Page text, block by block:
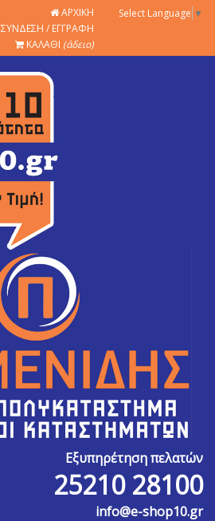
Select Language ▼
ΑΡΧΙΚΗ
ΣΥΝΔΕΣΗ / ΕΓΓΡΑΦΗ
ΚΑΛΑΘΙ (άδειο)
Εξυπηρέτηση πελατών
25210 28100
info@e-shop10.gr